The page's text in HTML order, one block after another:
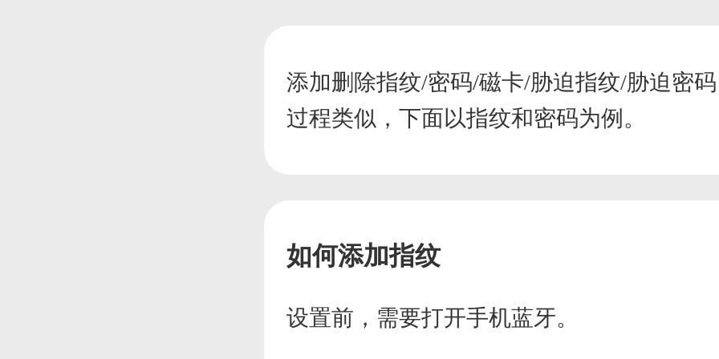
添加删除指纹/密码/磁卡/胁迫指纹/胁迫密
过程类似，下面以指纹和密码为例。
如何添加指纹
设置前，需要打开手机蓝牙。